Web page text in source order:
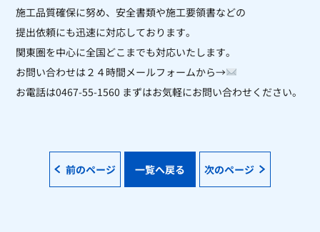
施工品質確保に努め、安全書類や施工要領書などの
提出依頼にも迅速に対応しております。
関東圏を中心に全国どこまでも対応いたします。
お問い合わせは２４時間メールフォームから→
お電話は0467-55-1560 まずはお気軽にお問い合わせください。
前のページ 一覧へ戻る 次のページ